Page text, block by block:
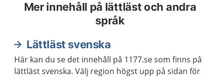
Mer innehåll på lättläst och andra
språk
Lättläst svenska
Här kan du se det innehåll på 1177.se som finns på
lättläst svenska. Välj region högst upp på sidan för